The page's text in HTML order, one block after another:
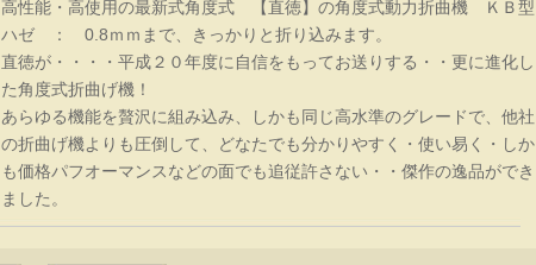
高性能・高使用の最新式角度式 【直徳】の角度式動力折曲機 ＫＢ型
ハゼ ： 0.8ｍｍまで、きっかりと折り込みます。
直徳が・・・・平成２０年度に自信をもってお送りする・・更に進化し
た角度式折曲げ機！
あらゆる機能を贅沢に組み込み、しかも同じ高水準のグレードで、他社
の折曲げ機よりも圧倒して、どなたでも分かりやすく・使い易く・しか
も価格パフオーマンスなどの面でも追従許さない・・傑作の逸品ができ
ました。